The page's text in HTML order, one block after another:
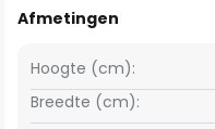
Afmetingen
Breedte (cm):
Hoogte (cm):